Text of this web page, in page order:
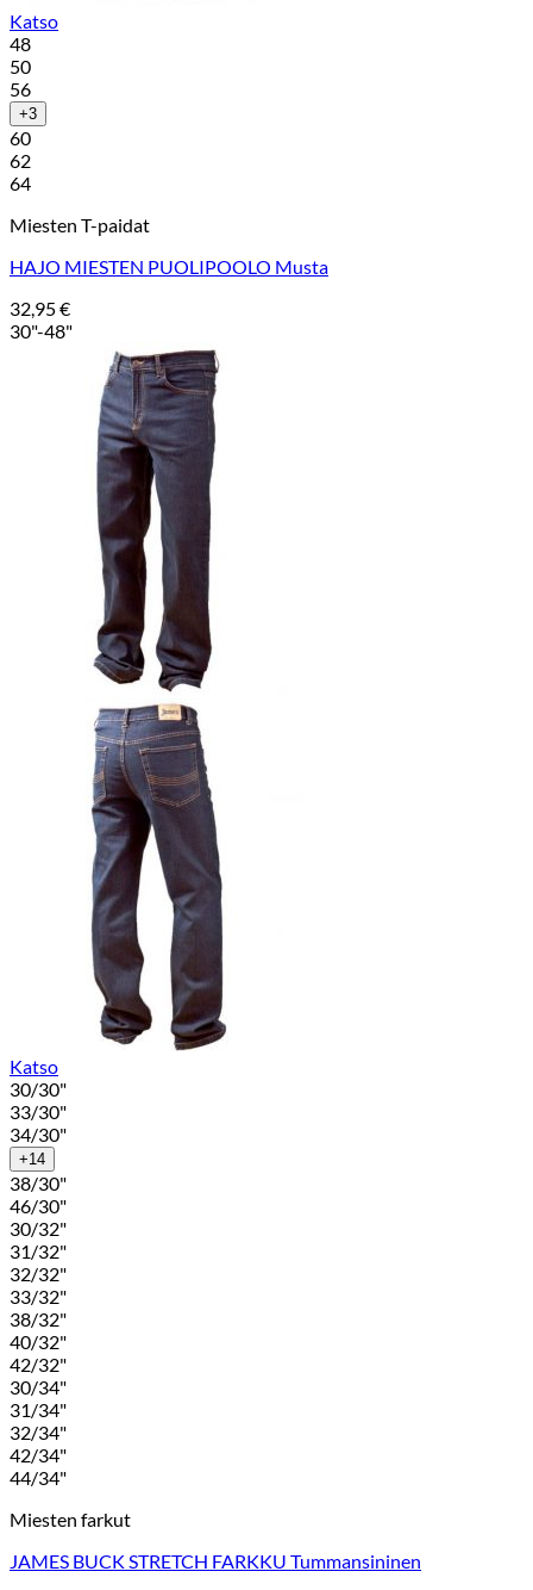
Katso
48
50
56
+3
60
62
64
Miesten T-paidat
HAJO MIESTEN PUOLIPOOLO Musta
32,95€
30"-48"
Katso
30/30"
33/30"
34/30"
+14
38/30"
46/30"
30/32"
31/32"
32/32"
33/32"
38/32"
40/32"
42/32"
30/34"
31/34"
32/34"
42/34"
44/34"
Miesten farkut
JAMES BUCK STRETCH FARKKU Tummansininen